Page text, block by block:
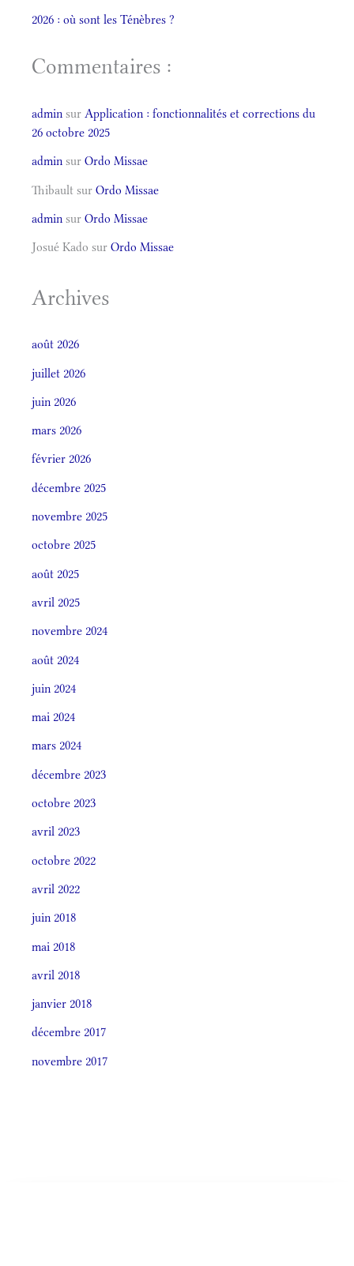
2026 : où sont les Ténèbres ?
Commentaires :
admin sur Application : fonctionnalités et corrections du
26 octobre 2025
admin sur Ordo Missae
Thibault sur Ordo Missae
admin sur Ordo Missae
Josué Kado sur Ordo Missae
Archives
août 2026
juillet 2026
juin 2026
mars 2026
février 2026
décembre 2025
novembre 2025
octobre 2025
août 2025
avril 2025
novembre 2024
août 2024
juin 2024
mai 2024
mars 2024
décembre 2023
octobre 2023
avril 2023
octobre 2022
avril 2022
juin 2018
mai 2018
avril 2018
janvier 2018
décembre 2017
novembre 2017